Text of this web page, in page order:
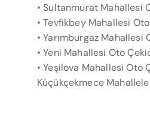
• Sultanmurat Mahallesi
• Tevfikbey Mahallesi
• Yarımburgaz Mahallesi
• Yeni Mahallesi Oto
• Yeşilova Mahallesi Oto
Küçükçekmece